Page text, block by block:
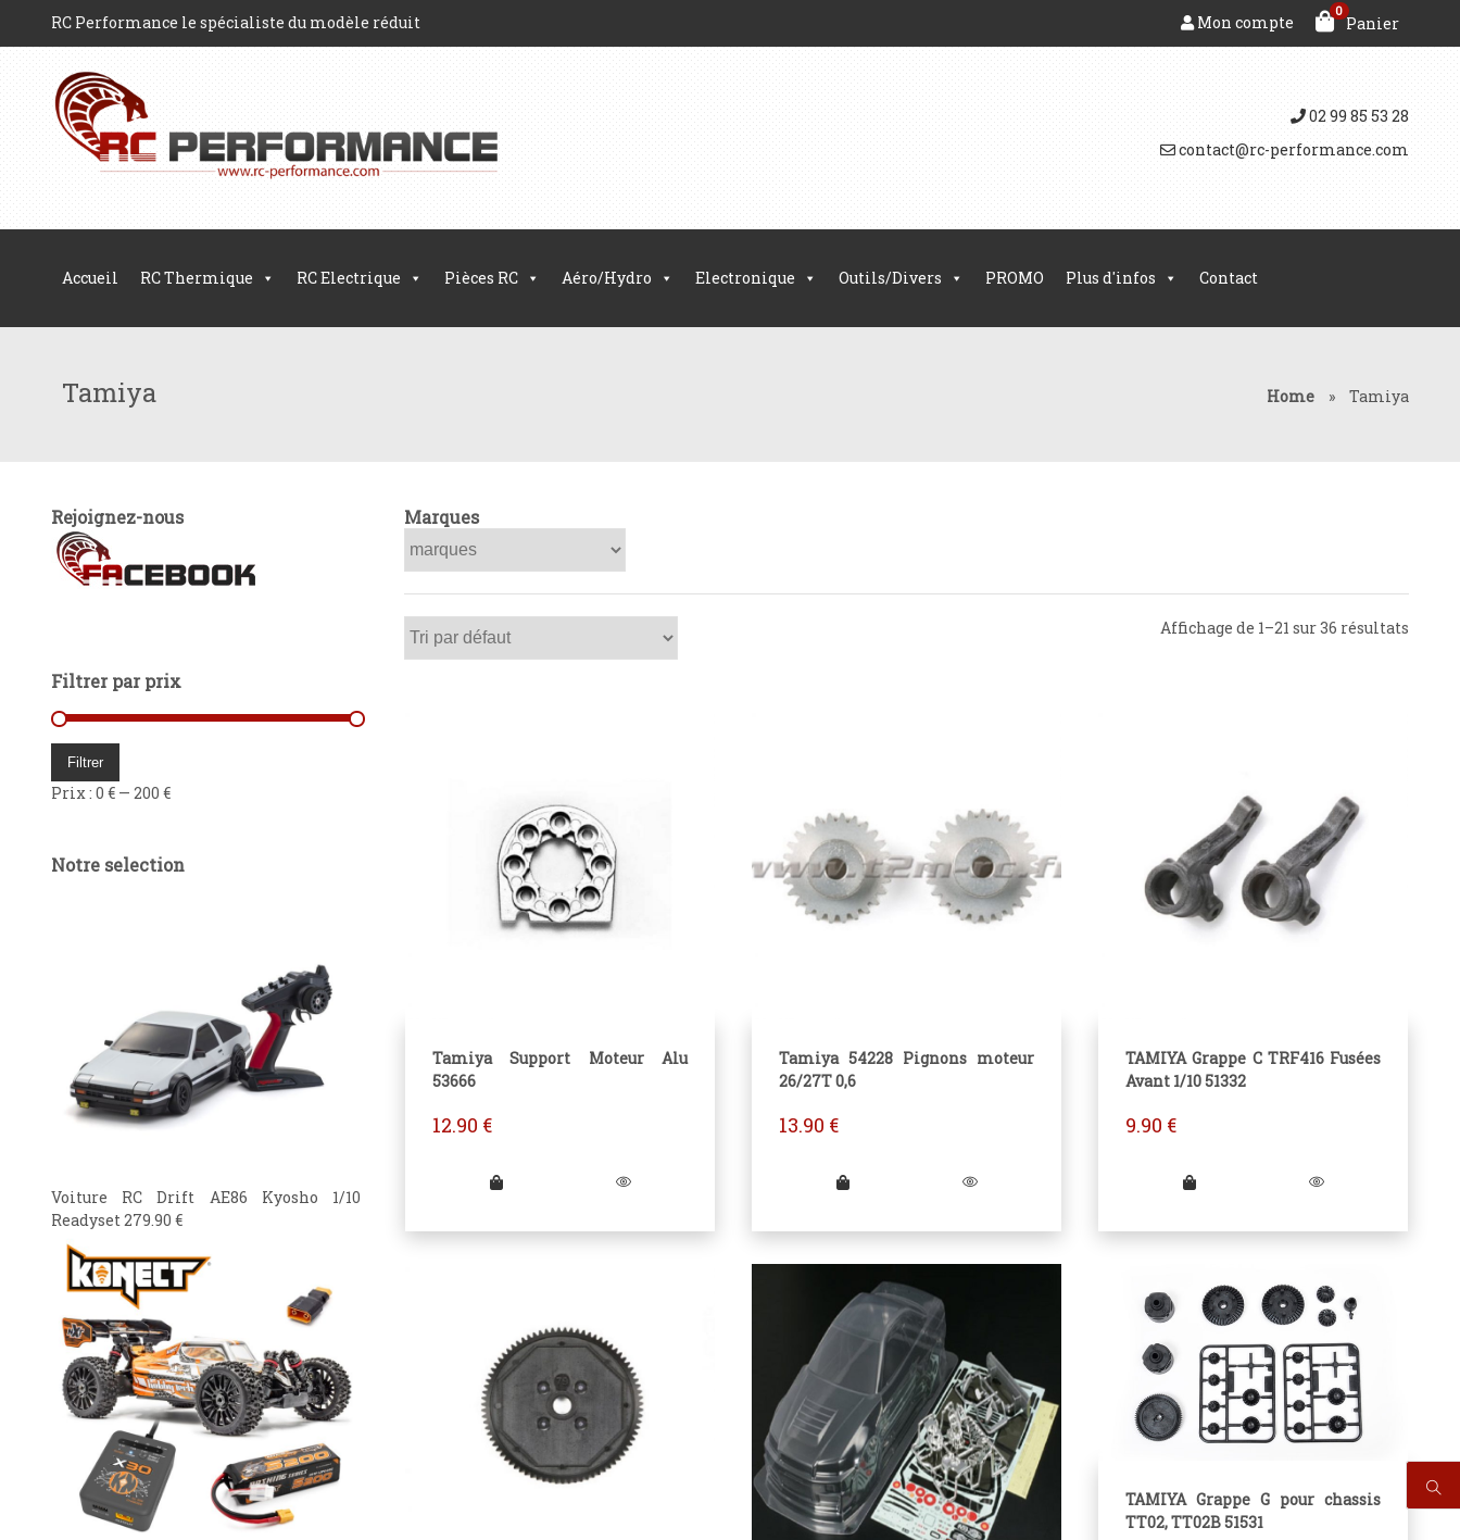
RC Performance le spécialiste du modèle réduit
0
Panier
Mon compte
02 99 85 53 28
contact@rc-performance.com
Accueil RC Thermique RC Electrique Pièces RC Aéro/Hydro Electronique Outils/Divers PROMO Plus d'infos Contact
Tamiya Home » Tamiya
Rejoignez-nous
Filtrer par prix
Prix
min
Prix
max
Filtrer
Prix : 0 € — 200 €
Notre selection
Voiture RC Drift AE86 Kyosho 1/10
Readyset279.90 €
Marques
Affichage de 1–21 sur 36 résultats
Tamiya Support Moteur Alu
53666
12.90 €
Tamiya 54228 Pignons moteur
26/27T 0,6
13.90 €
TAMIYA Grappe C TRF416 Fusées
Avant 1/10 51332
9.90 €
TAMIYA Grappe G pour chassis
TT02, TT02B 51531